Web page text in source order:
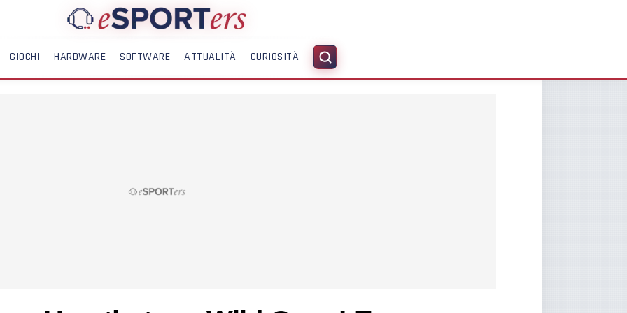
GIOCHI HARDWARE SOFTWARE ATTUALITÀ CURIOSITÀ